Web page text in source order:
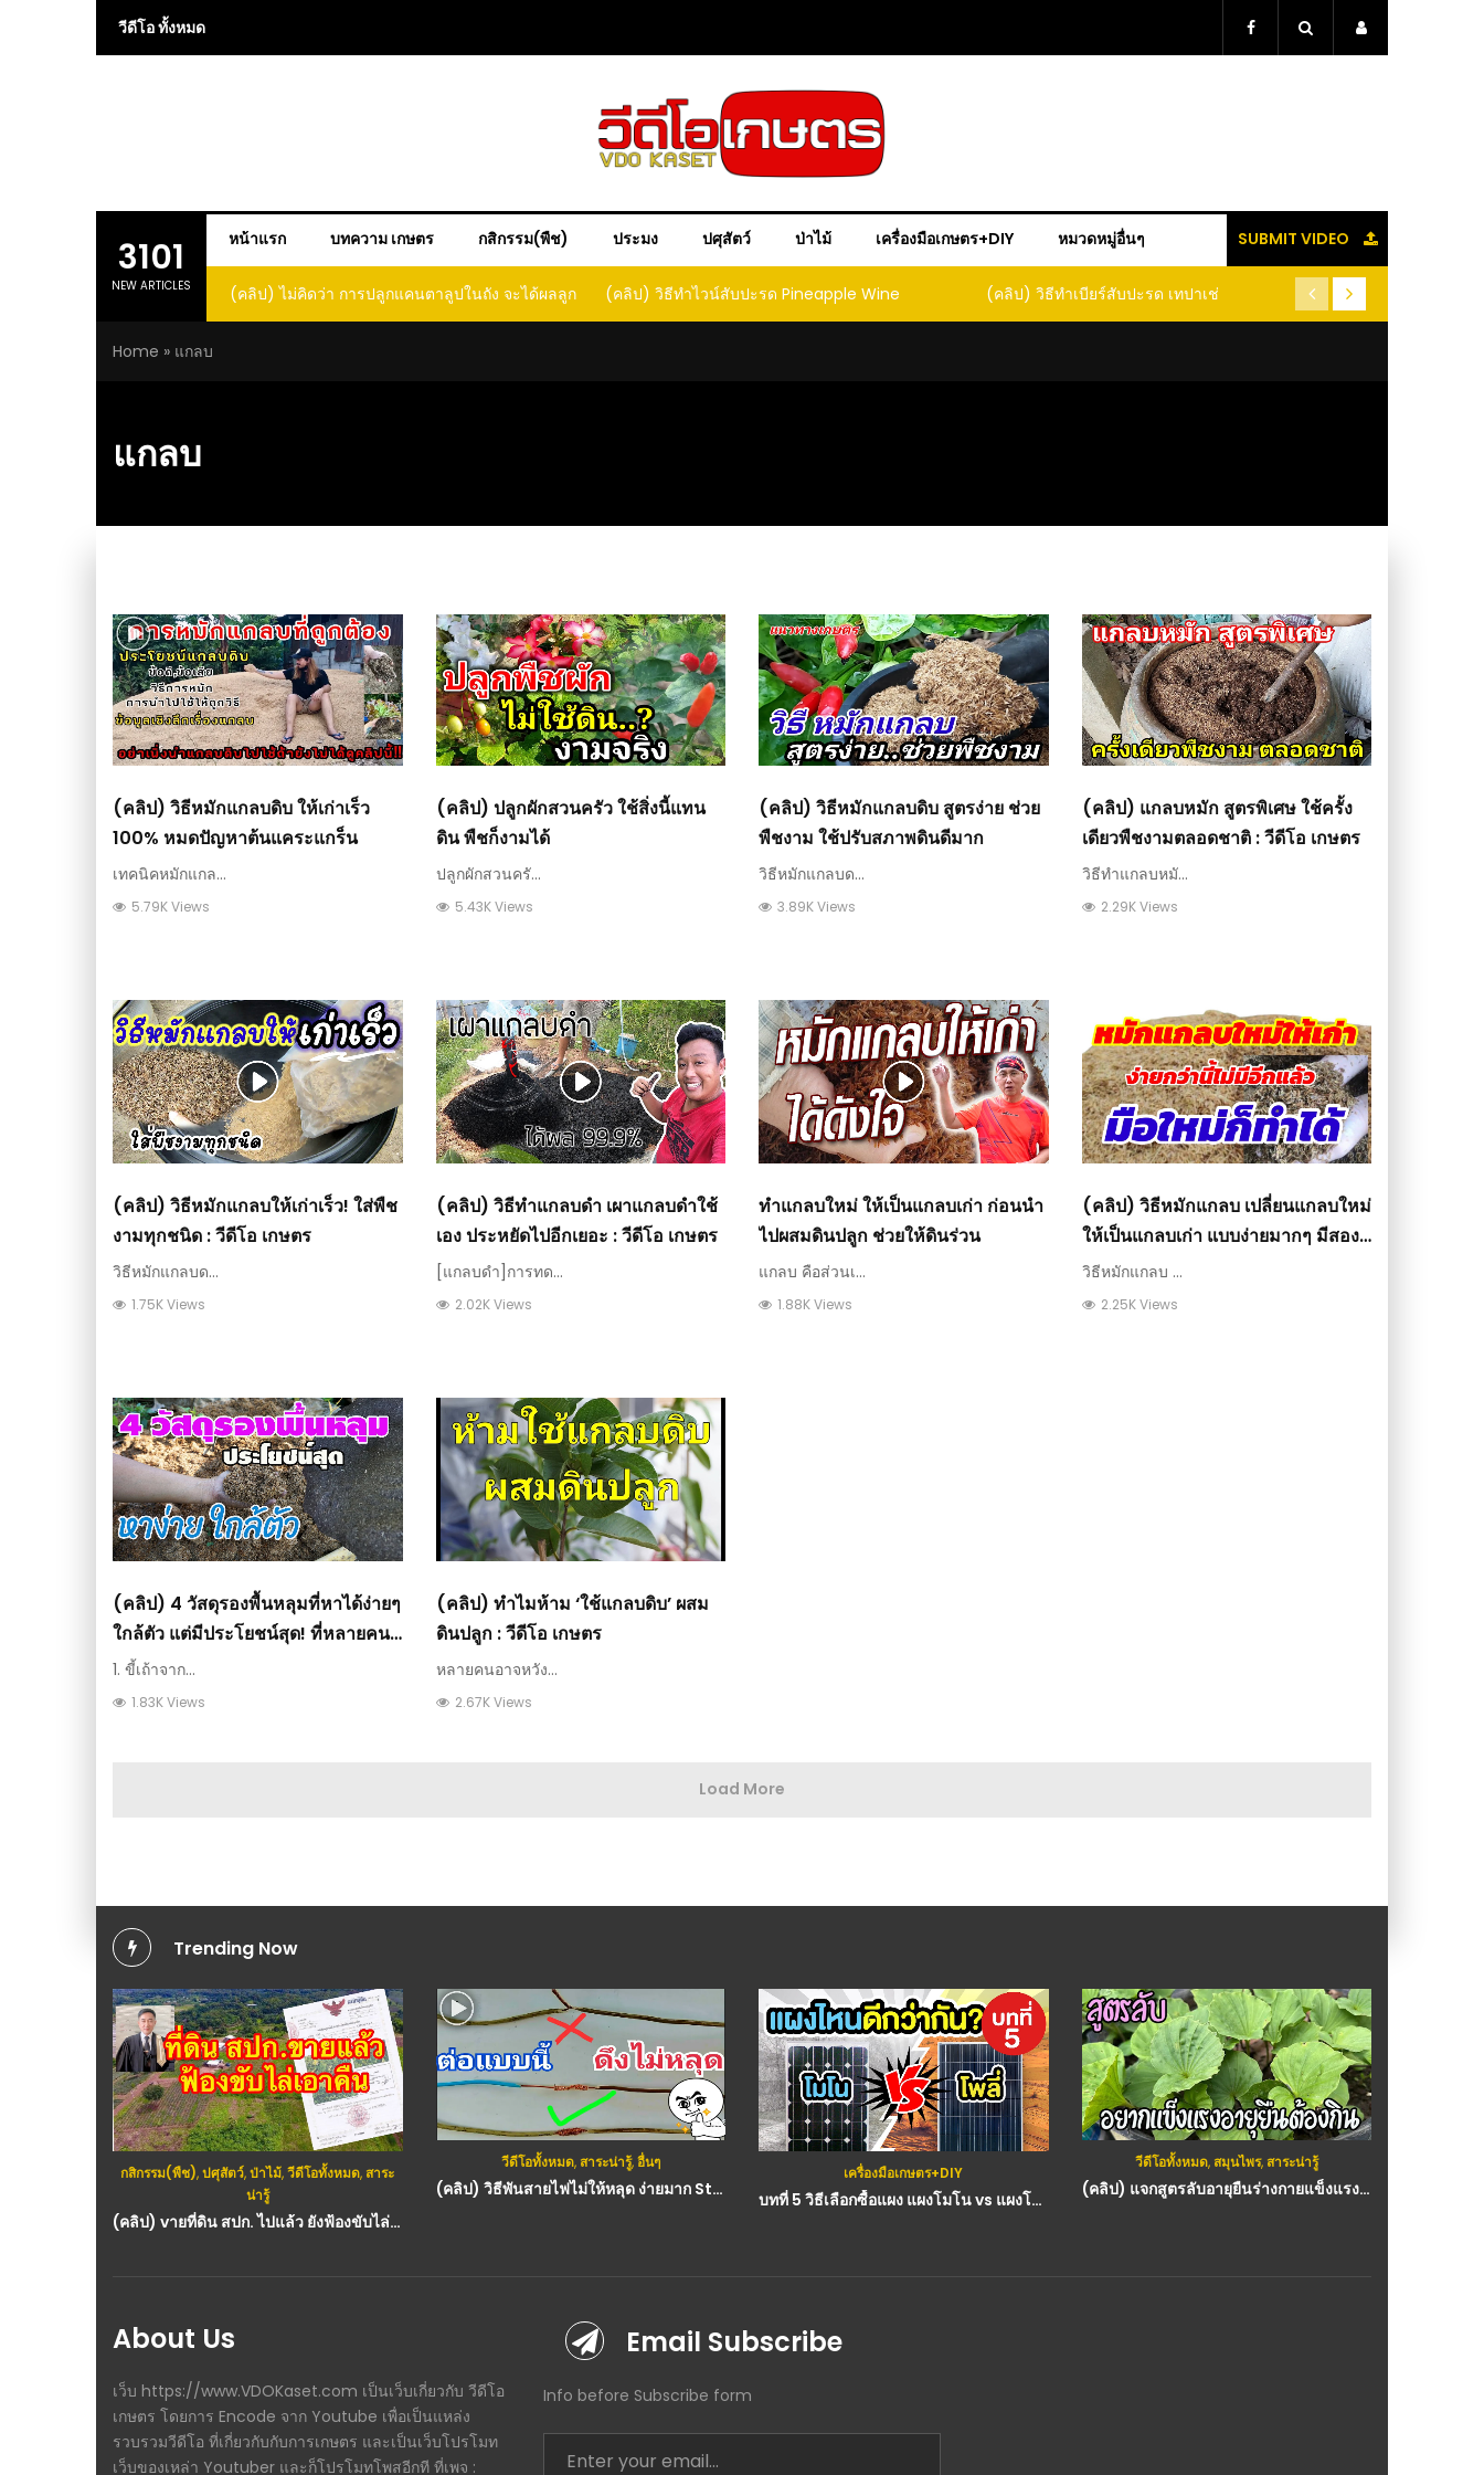
วีดีโอ ทั้งหมด
3101
NEW ARTICLES
หน้าแรก บทความ เกษตร กสิกรรม(พืช) ประมง ปศุสัตว์ ป่าไม้ เครื่องมือเกษตร+DIY หมวดหมู่อื่นๆ SUBMIT VIDEO
ปลูกแคนตาลูปในถัง จะได้ผลลูก
in a barrel would yield
(คลิป) วิธีทำไวน์สับปะรด Pineapple Wine (คลิป) วิธีทำเบียร์สับปะรด เทปาเช่
(คลิป) รู้แล้วจะหนาว!! หัวเดียว สูตรกำจัดเพลี้ย มด
หนอนแมลง หนีกระเจิงทั้งสวน ลองทำดูสิ
(คลิป) ปลูกทุเรียนง่ายๆ ปลูก
ต้นคู่ แบบเสียบยอ
Home » แกลบ
แกลบ
(คลิป) วิธีหมักแกลบดิบ ให้เก่าเร็ว
100% หมดปัญหาต้นแคระแกร็น
เทคนิคหมักแกล...
5.79K Views
(คลิป) ปลูกผักสวนครัว ใช้สิ่งนี้แทน
ดิน พืชก็งามได้
ปลูกผักสวนครั...
5.43K Views
(คลิป) วิธีหมักแกลบดิบ สูตรง่าย ช่วย
พืชงาม ใช้ปรับสภาพดินดีมาก
วิธีหมักแกลบด...
3.89K Views
(คลิป) แกลบหมัก สูตรพิเศษ ใช้ครั้ง
เดียวพืชงามตลอดชาติ : วีดีโอ เกษตร
วิธีทำแกลบหมั...
2.29K Views
(คลิป) วิธีหมักแกลบให้เก่าเร็ว! ใส่พืช
งามทุกชนิด : วีดีโอ เกษตร
วิธีหมักแกลบด...
1.75K Views
(คลิป) วิธีทำแกลบดำ เผาแกลบดำใช้
เอง ประหยัดไปอีกเยอะ : วีดีโอ เกษตร
[แกลบดำ]การทด...
2.02K Views
ทำแกลบใหม่ ให้เป็นแกลบเก่า ก่อนนำ
ไปผสมดินปลูก ช่วยให้ดินร่วน
แกลบ คือส่วนเ...
1.88K Views
(คลิป) วิธีหมักแกลบ เปลี่ยนแกลบใหม่
ให้เป็นแกลบเก่า แบบง่ายมากๆ มีสอง
สูตรในคลิปเดียว : วีดีโอ เกษตร
วิธีหมักแกลบ ...
2.25K Views
(คลิป) 4 วัสดุรองพื้นหลุมที่หาได้ง่ายๆ
ใกล้ตัว แต่มีประโยชน์สุด! ที่หลายคน
ไม่เคยรู้ : วีดีโอ เกษตร
1. ขี้เถ้าจาก...
1.83K Views
(คลิป) ทำไมห้าม ‘ใช้แกลบดิบ’ ผสม
ดินปลูก : วีดีโอ เกษตร
หลายคนอาจหวัง...
2.67K Views
Load More
Trending Now
วีดีโอทั้งหมด สาระน่ารู้, อื่นๆ
เครื่องมือเกษตร+DIY
บทที่ 5 วิธีเลือกซื้อแผง แผงโมโน vs แผงโพลี่ แผงไหนดีกว่ากัน? by พี่หมีโซล่าเซลล์
วีดีโอทั้งหมด,
รถยนต์,วีดีโอทั้งหมด,สาระน่ารู้
(คลิป) คืนรถเช่าซื้อแบบไหนไม่ต้องรับผิดส่วนต่าง กับฎีกาใหม่ที่น่าเป็นห่วง : วีดีโอ เกษตร
About Us
เว็บ https://www.VDOKaset.com เป็นเว็บเกี่ยวกับ วีดีโอ
เกษตร โดยการ Encode จาก Youtube เพื่อเป็นแหล่ง
รวบรวมวีดีโอ ที่เกี่ยวกับกับการเกษตร และเป็นเว็บโปรโมท
เว็บของเหล่า Youtuber และก็โปรโมทโพสอีกที ที่เพจ :
Email Subscribe
Info before Subscribe form